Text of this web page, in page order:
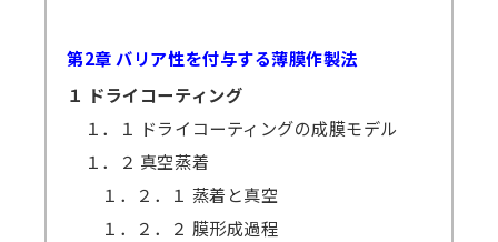
第2章 バリア性を付与する薄膜作製法
１ ドライコーティング
１．１ ドライコーティングの成膜モデル
１．２ 真空蒸着
１．２．１ 蒸着と真空
１．２．２ 膜形成過程